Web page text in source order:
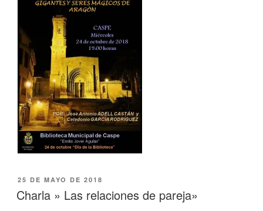
25 DE MAYO DE 2018
Charla » Las relaciones de pareja»